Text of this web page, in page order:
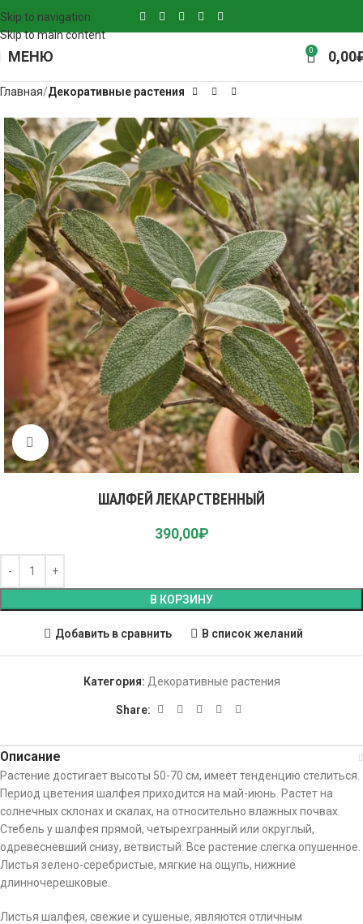
Skip to navigation
Skip to main content
МЕНЮ 0 0,00
Главная Декоративные растения
Click to enlarge
ШАЛФЕЙ ЛЕКАРСТВЕННЫЙ
390,00₽
В КОРЗИНУ
Добавить в сравнить В список желаний
Категория: Декоративные растения
Share:
Описание
Растение достигает высоты 50-70 см, имеет тенденцию стелиться.
Период цветения шалфея приходится на май-июнь. Растет на
солнечных склонах и скалах, на относительно влажных почвах.
Стебель у шалфея прямой, четырехгранный или округлый,
одревесневший снизу, ветвистый. Все растение слегка опушенное.
Листья зелено-серебристые, мягкие на ощупь, нижние
длинночерешковые.
Листья шалфея, свежие и сушеные, являются отличным